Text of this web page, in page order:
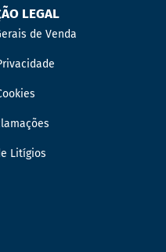
LEGAL
de Venda
Litígios